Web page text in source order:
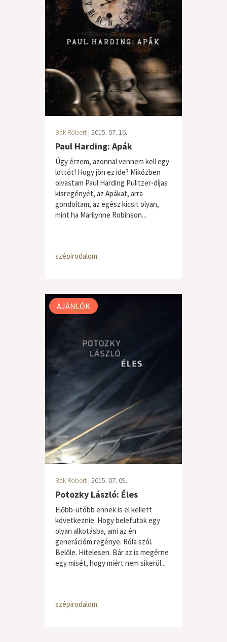
Bak Róbert | 2015. 07. 16.
Paul Harding: Apák
Úgy érzem, azonnal vennem kell egy
lottót! Hogy jön ez ide? Miközben
olvastam Paul Harding Pulitzer-díjas
kisregényét, az Apákat, arra
gondoltam, az egész kicsit olyan,
mint ha Marilynne Robinson...
szépirodalom
AJÁNLÓK
Bak Róbert | 2015. 07. 09.
Potozky László: Éles
Előbb-utóbb ennek is el kellett
következnie. Hogy belefutok egy
olyan alkotásba, ami az én
generációm regénye. Róla szól.
Belőle. Hitelesen. Bár az is megérne
egy misét, hogy miért nem sikerül...
szépirodalom